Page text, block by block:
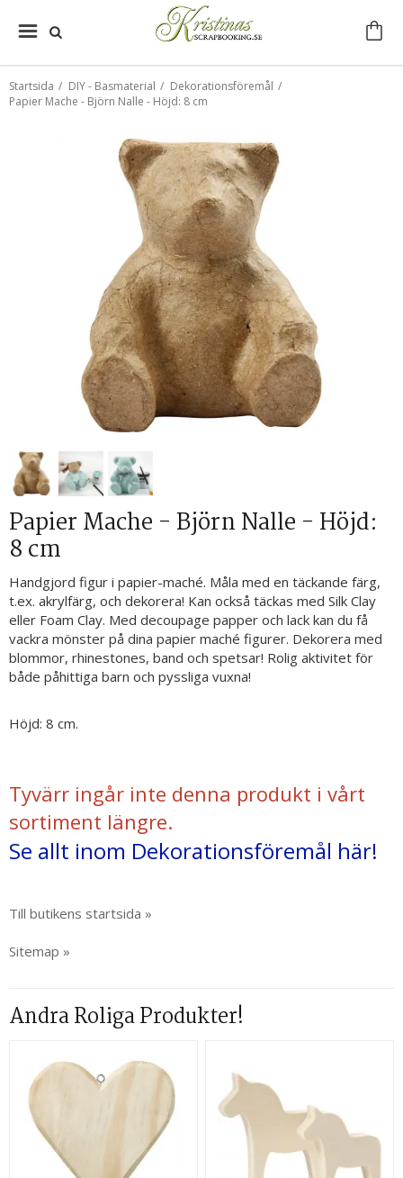
Startsida / DIY - Basmaterial / Dekorationsföremål /
Papier Mache - Björn Nalle - Höjd: 8 cm
Papier Mache - Björn Nalle - Höjd:
8 cm
Handgjord figur i papier-maché. Måla med en täckande färg,
t.ex. akrylfärg, och dekorera! Kan också täckas med Silk Clay
eller Foam Clay. Med decoupage papper och lack kan du få
vackra mönster på dina papier maché figurer. Dekorera med
blommor, rhinestones, band och spetsar! Rolig aktivitet för
både påhittiga barn och pyssliga vuxna!
Höjd: 8 cm.
Tyvärr ingår inte denna produkt i vårt
sortiment längre.
Se allt inom Dekorationsföremål här!
Till butikens startsida »
Sitemap »
Andra Roliga Produkter!